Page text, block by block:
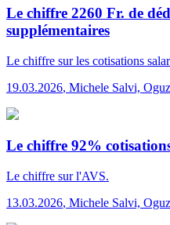
Le chiffre 2260 Fr. de
supplémentaires
Le chiffre sur les cotisations
19.03.2026, Michele Salvi,
Le chiffre 92%
Le chiffre sur l'AVS.
13.03.2026, Michele Salvi,